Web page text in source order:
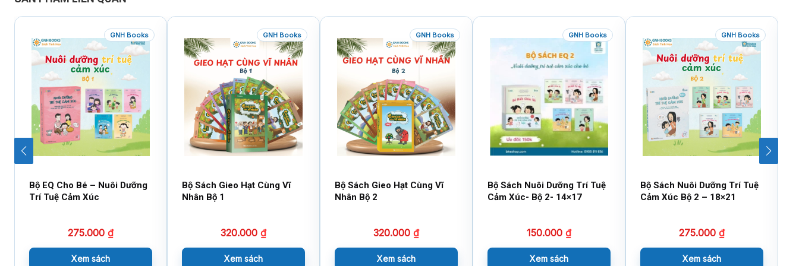
GNH Books
Bộ EQ Cho Bé – Nuôi Dưỡng
Trí Tuệ Cảm Xúc
275.000 ₫
Xem sách
GNH Books
Bộ Sách Gieo Hạt Cùng Vĩ
Nhân Bộ 1
320.000 ₫
Xem sách
GNH Books
Bộ Sách Gieo Hạt Cùng Vĩ
Nhân Bộ 2
320.000 ₫
Xem sách
GNH Books
Bộ Sách Nuôi Dưỡng Trí Tuệ
Cảm Xúc- Bộ 2- 14×17
150.000 ₫
Xem sách
GNH Books
Bộ Sách Nuôi Dưỡng Trí Tuệ
Cảm Xúc Bộ 2 – 18×21
275.000 ₫
Xem sách